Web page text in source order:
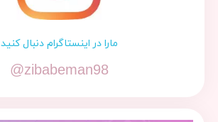
مارا در اینستاگرام دنبال کنید
@zibabeman98